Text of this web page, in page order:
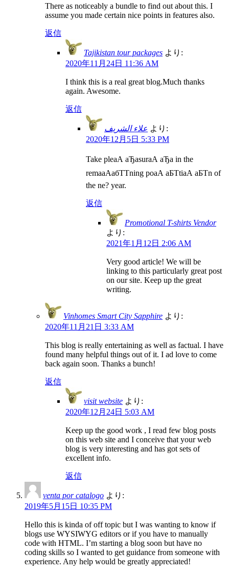
There as noticeably a bundle to find out about this. I
assume you made certain nice points in features also.
返信
Tajikistan tour packages より:
2020年11月24日 11:36 AM
I think this is a real great blog.Much thanks
again. Awesome.
返信
علاء الشريف より:
2020年12月5日 5:33 PM
Take pleаА аЂаsurаА аЂа in the
remaаАабТТning poаА аБТtiаА аБТn of
the ne? year.
返信
Promotional T-shirts Vendor
より:
2021年1月12日 2:06 AM
Very good article! We will be
linking to this particularly great post
on our site. Keep up the great
writing.
Vinhomes Smart City Sapphire より:
2020年11月21日 3:33 AM
This blog is really entertaining as well as factual. I have
found many helpful things out of it. I ad love to come
back again soon. Thanks a bunch!
返信
visit website より:
2020年12月24日 5:03 AM
Keep up the good work , I read few blog posts
on this web site and I conceive that your web
blog is very interesting and has got sets of
excellent info.
返信
venta por catalogo より:
2019年5月15日 10:35 PM
Hello this is kinda of off topic but I was wanting to know if
blogs use WYSIWYG editors or if you have to manually
code with HTML. I’m starting a blog soon but have no
coding skills so I wanted to get guidance from someone with
experience. Any help would be greatly appreciated!